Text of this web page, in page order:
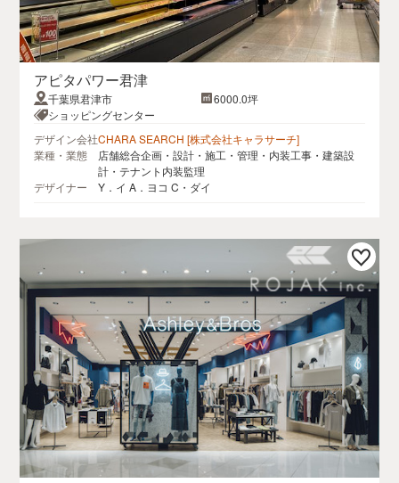
アピタパワー君津
千葉県君津市
6000.0坪
ショッピングセンター
デザイン会社CHARA SEARCH [株式会社キャラサーチ]
業種・業態
店舗総合企画・設計・施工・管理・内装工事・建築設
計・テナント内装監理
デザイナー
Y．イ A．ヨコ C・ダイ